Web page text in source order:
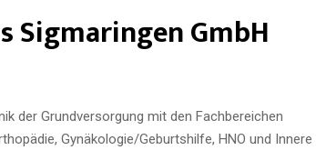
Sigmaringen GmbH
der Grundversorgung mit den Fachbereichen
Gynäkologie/Geburtshilfe, HNO und Innere